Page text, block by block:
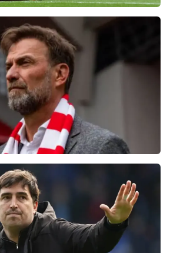
шокированы
команды обыграть нынешний
освистали команду